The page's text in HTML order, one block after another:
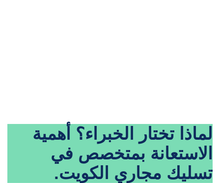
لماذا تختار الخبراء؟ أهمية
الاستعانة بمتخصص في
تسليك مجاري الكويت.